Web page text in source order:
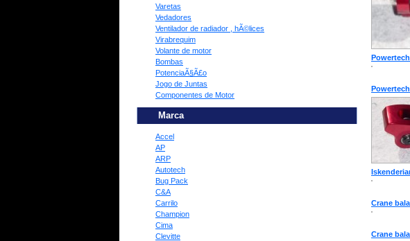
Varetas
Vedadores
Ventilador de radiador , hÃ©lices
Virabrequim
Volante de motor
Bombas
PotenciaÃ§Ã£o
Jogo de Juntas
Componentes de Motor
Marca
Accel
AP
ARP
Autotech
Bug Pack
C&A
Carrilo
Champion
Cima
Clevitte
Crane
Crane